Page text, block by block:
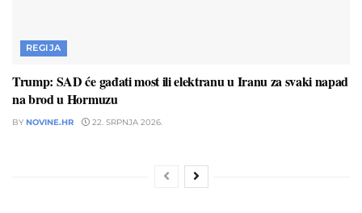
REGIJA
Trump: SAD će gađati most ili elektranu u Iranu za svaki napad
na brod u Hormuzu
BY NOVINE.HR 22. SRPNJA 2026.